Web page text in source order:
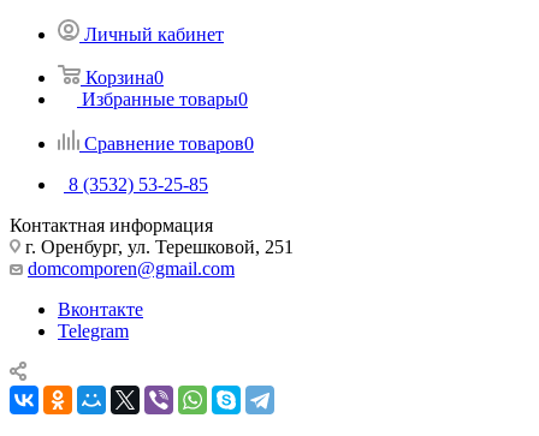
Личный кабинет
Корзина0
Избранные товары0
Сравнение товаров0
8 (3532) 53-25-85
Контактная информация
г. Оренбург, ул. Терешковой, 251
domcomporen@gmail.com
Вконтакте
Telegram